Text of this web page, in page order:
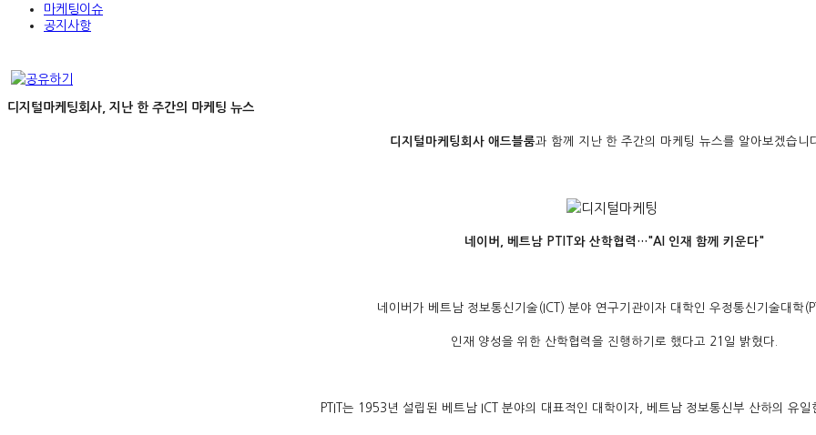
마케팅이슈
공지사항
디지털마케팅회사, 지난 한 주간의 마케팅 뉴스
디지털마케팅회사 애드블룸과 함께 지난 한 주간의 마케팅 뉴스를 알아보겠습
네이버, 베트남 PTIT와 산학협력…"AI 인재 함께 키운다"
네이버가 베트남 정보통신기술(ICT) 분야 연구기관이자 대학인 우정통신기술대학
인재 양성을 위한 산학협력을 진행하기로 했다고 21일 밝혔다.
PTIT는 1953년 설립된 베트남 ICT 분야의 대표적인 대학이자, 베트남 정보통신부 산하의 유